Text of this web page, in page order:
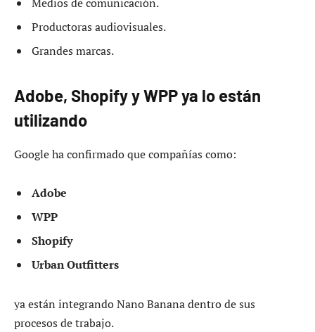
Productoras audiovisuales.
Grandes marcas.
Adobe, Shopify y WPP ya lo están
utilizando
Google ha confirmado que compañías como:
Adobe
WPP
Shopify
Urban Outfitters
ya están integrando Nano Banana dentro de sus
procesos de trabajo.